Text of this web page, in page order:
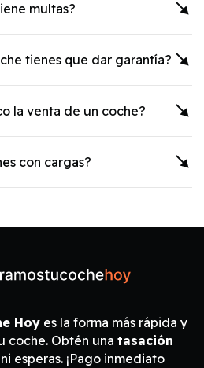
multas?
tienes que dar garantía?
la venta de un coche?
con cargas?
Hoyes la forma más rápida y
coche. Obtén una tasación
esperas. ¡Pago inmediato